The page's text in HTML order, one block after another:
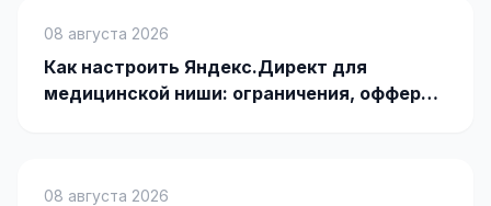
GEO-продвижение в нейросетях и ИИ
08 августа 2026
Как настроить Яндекс.Директ для
медицинской ниши: ограничения, офферы
08 августа 2026